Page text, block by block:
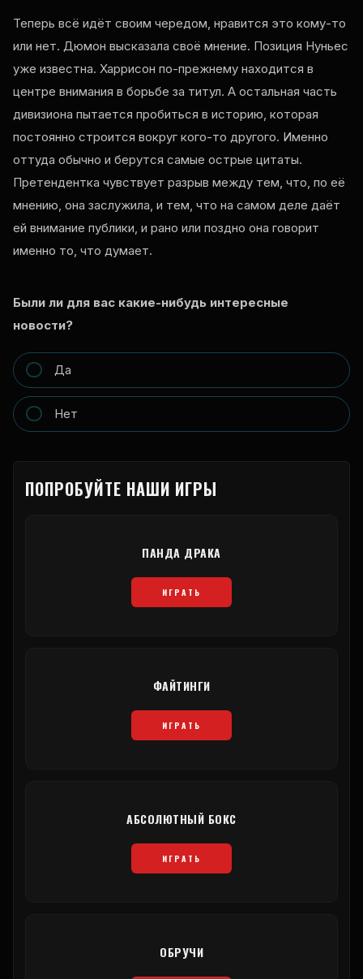
Теперь всё идёт своим чередом, нравится это кому-то
или нет. Дюмон высказала своё мнение. Позиция Нуньес
уже известна. Харрисон по-прежнему находится в
центре внимания в борьбе за титул. А остальная часть
дивизиона пытается пробиться в историю, которая
постоянно строится вокруг кого-то другого. Именно
оттуда обычно и берутся самые острые цитаты.
Претендентка чувствует разрыв между тем, что, по её
мнению, она заслужила, и тем, что на самом деле даёт
ей внимание публики, и рано или поздно она говорит
именно то, что думает.
Были ли для вас какие-нибудь интересные
новости?
Да
Нет
ПОПРОБУЙТЕ НАШИ ИГРЫ
ПАНДА ДРАКА
ИГРАТЬ
ФАЙТИНГИ
ИГРАТЬ
АБСОЛЮТНЫЙ БОКС
ИГРАТЬ
ОБРУЧИ